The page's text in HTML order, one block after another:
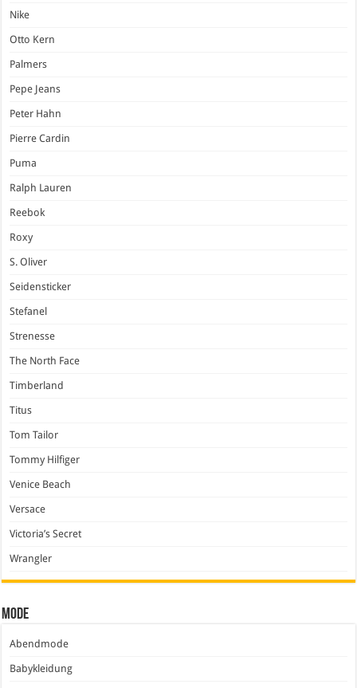
Nike
Otto Kern
Palmers
Pepe Jeans
Peter Hahn
Pierre Cardin
Puma
Ralph Lauren
Reebok
Roxy
S. Oliver
Seidensticker
Stefanel
Strenesse
The North Face
Timberland
Titus
Tom Tailor
Tommy Hilfiger
Venice Beach
Versace
Victoria’s Secret
Wrangler
Mode
Abendmode
Babykleidung